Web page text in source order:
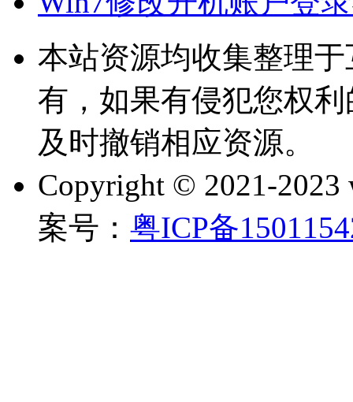
本站资源均收集整理
有，如果有侵犯您权
及时撤销相应资源。
Copyright © 2021-2023
案号： 粤ICP备